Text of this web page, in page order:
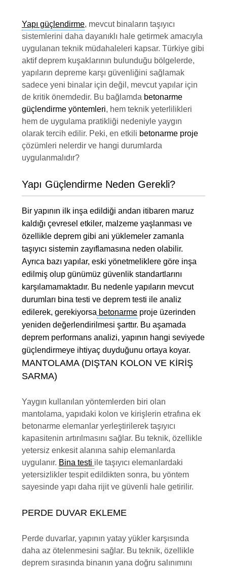
Yapı güçlendirme, mevcut binaların taşıyıcı
sistemlerini daha dayanıklı hale getirmek amacıyla
uygulanan teknik müdahaleleri kapsar. Türkiye gibi
aktif deprem kuşaklarının bulunduğu bölgelerde,
yapıların depreme karşı güvenliğini sağlamak
sadece yeni binalar için değil, mevcut yapılar için
de kritik önemdedir. Bu bağlamda betonarme
güçlendirme yöntemleri, hem teknik yeterlilikleri
hem de uygulama pratikliği nedeniyle yaygın
olarak tercih edilir. Peki, en etkili betonarme proje
çözümleri nelerdir ve hangi durumlarda
uygulanmalıdır?
Yapı Güçlendirme Neden Gerekli?
Bir yapının ilk inşa edildiği andan itibaren maruz
kaldığı çevresel etkiler, malzeme yaşlanması ve
özellikle deprem gibi ani yüklemeler zamanla
taşıyıcı sistemin zayıflamasına neden olabilir.
Ayrıca bazı yapılar, eski yönetmeliklere göre inşa
edilmiş olup günümüz güvenlik standartlarını
karşılamamaktadır. Bu nedenle yapıların mevcut
durumları bina testi ve deprem testi ile analiz
edilerek, gerekiyorsa betonarmeprojeüzerinden
yeniden değerlendirilmesi şarttır. Bu aşamada
deprem performans analizi, yapının hangi seviyede
güçlendirmeye ihtiyaç duyduğunu ortaya koyar.
MANTOLAMA (DIŞTAN KOLON VE KIRIŞ
SARMA)
Yaygın kullanılan yöntemlerden biri olan
mantolama, yapıdaki kolon ve kirişlerin etrafına ek
betonarme elemanlar yerleştirilerek taşıyıcı
kapasitenin artırılmasını sağlar. Bu teknik, özellikle
yetersiz enkesit alanına sahip elemanlarda
uygulanır. Bina testi ile taşıyıcı elemanlardaki
yetersizlikler tespit edildikten sonra, bu yöntem
sayesinde yapı daha rijit ve güvenli hale getirilir.
PERDE DUVAR EKLEME
Perde duvarlar, yapının yatay yükler karşısında
daha az ötelenmesini sağlar. Bu teknik, özellikle
deprem sırasında binanın yana doğru salınımını